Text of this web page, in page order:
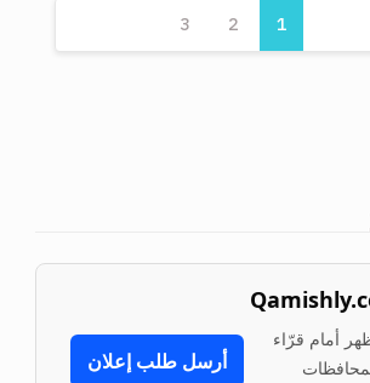
1
2
3
أمام قرّاء
أرسل طلب إعلان